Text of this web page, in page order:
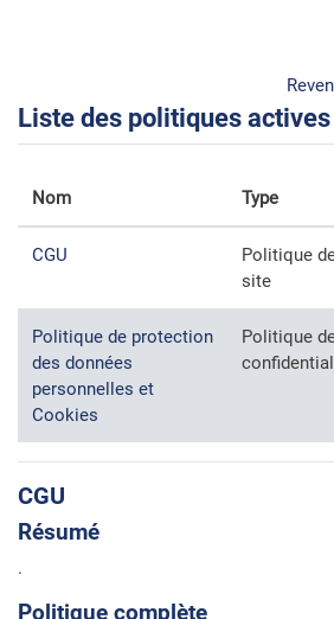
Liste des politiques actives
Nom Type
CGU
Politique
site
Politique de protection
des données
personnelles et
Cookies
Politique
CGU
Résumé
.
Politique complète